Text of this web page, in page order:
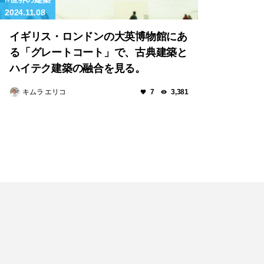
2024.11.08
イギリス・ロンドンの大英博物館にあ
る「グレートコート」で、古典建築と
ハイテク建築の融合を見る。
キムラ エリコ 7 3,381